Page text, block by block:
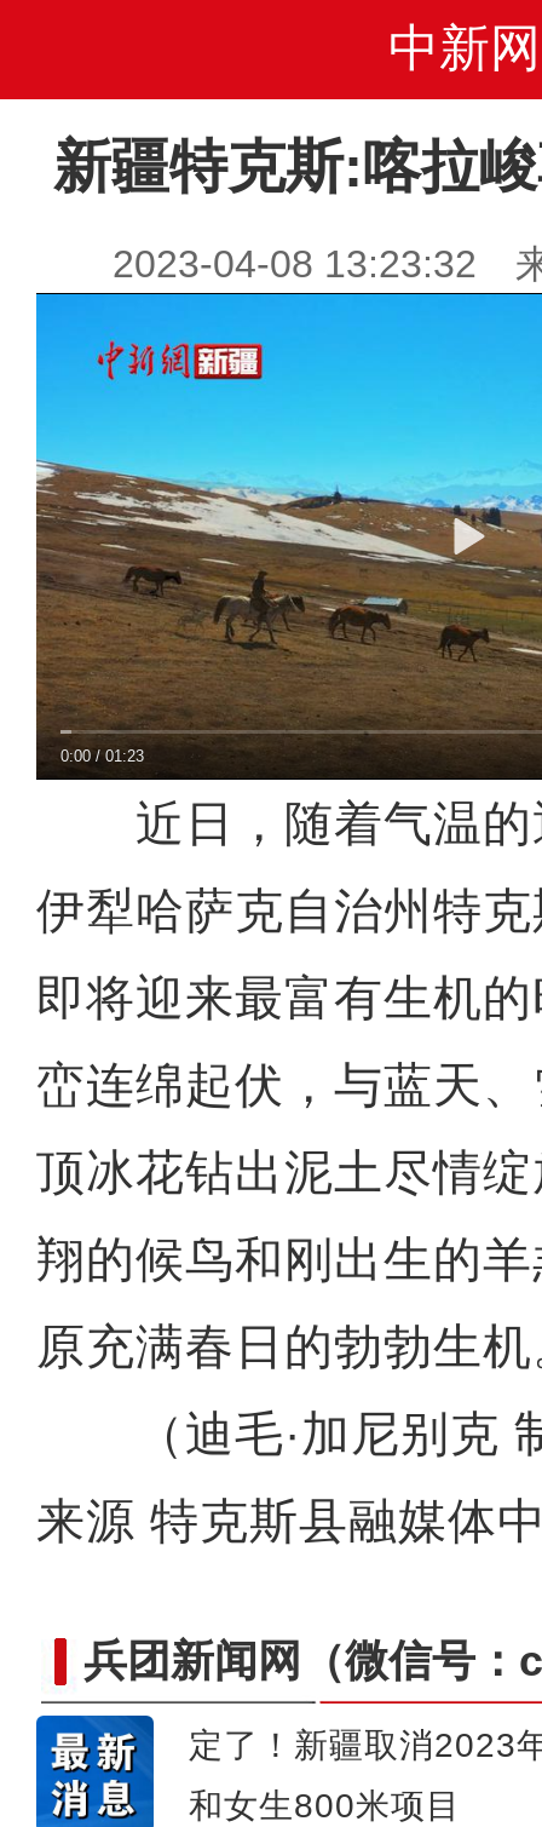
中新网
新疆特克斯:喀拉
2023-04-08 13:23:32
0:00 /01:23
近日，随着气温的
伊犁哈萨克自治州特
即将迎来最富有生机
峦连绵起伏，与蓝天
顶冰花钻出泥土尽情
翔的候鸟和刚出生的
原充满春日的勃勃生
（迪毛·加尼别克
来源 特克斯县融媒体
兵团新闻网 （微信号
定了！新疆取消2023
和女生800米项目
三一西北重工：预计今